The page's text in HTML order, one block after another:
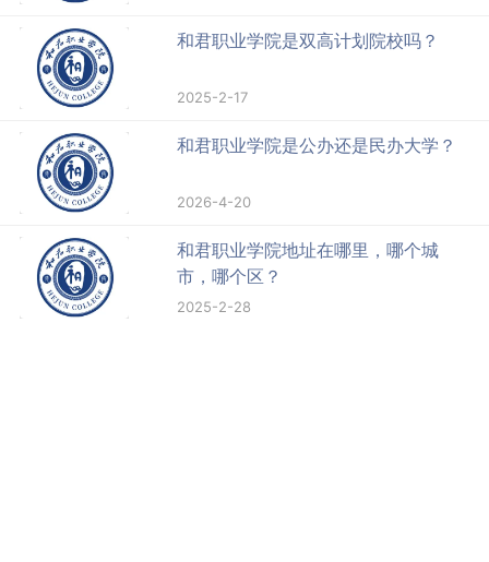
和君职业学院是双高计划院校吗？
2025-2-17
和君职业学院是公办还是民办大学？
2026-4-20
和君职业学院地址在哪里，哪个城
市，哪个区？
2025-2-28